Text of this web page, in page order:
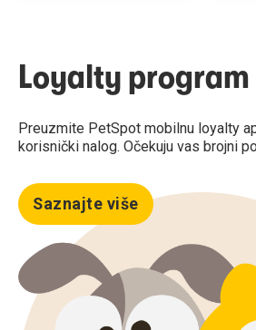
Loyalty program
Preuzmite PetSpot mobilnu loyalty
korisnički nalog. Očekuju vas brojni
Saznajte više